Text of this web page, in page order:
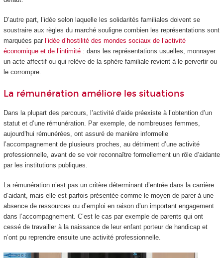
D’autre part, l’idée selon laquelle les solidarités familiales doivent se
soustraire aux règles du marché souligne combien les représentations sont
marquées par l’idée d’hostilité des mondes sociaux de l’activité
économique et de l’intimité: dans les représentations usuelles, monnayer
un acte affectif ou qui relève de la sphère familiale revient à le pervertir ou
le corrompre.
La rémunération améliore les situations
Dans la plupart des parcours, l’activité d’aide préexiste à l’obtention d’un
statut et d’une rémunération. Par exemple, de nombreuses femmes,
aujourd’hui rémunérées, ont assuré de manière informelle
l’accompagnement de plusieurs proches, au détriment d’une activité
professionnelle, avant de se voir reconnaître formellement un rôle d’aidante
par les institutions publiques.
La rémunération n’est pas un critère déterminant d’entrée dans la carrière
d’aidant, mais elle est parfois présentée comme le moyen de parer à une
absence de ressources ou d’emploi en raison d’un important engagement
dans l’accompagnement. C’est le cas par exemple de parents qui ont
cessé de travailler à la naissance de leur enfant porteur de handicap et
n’ont pu reprendre ensuite une activité professionnelle.